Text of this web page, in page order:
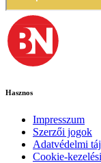
Hasznos
Impresszum
Szerzői jogok
Adatvédelmi
Cookie-